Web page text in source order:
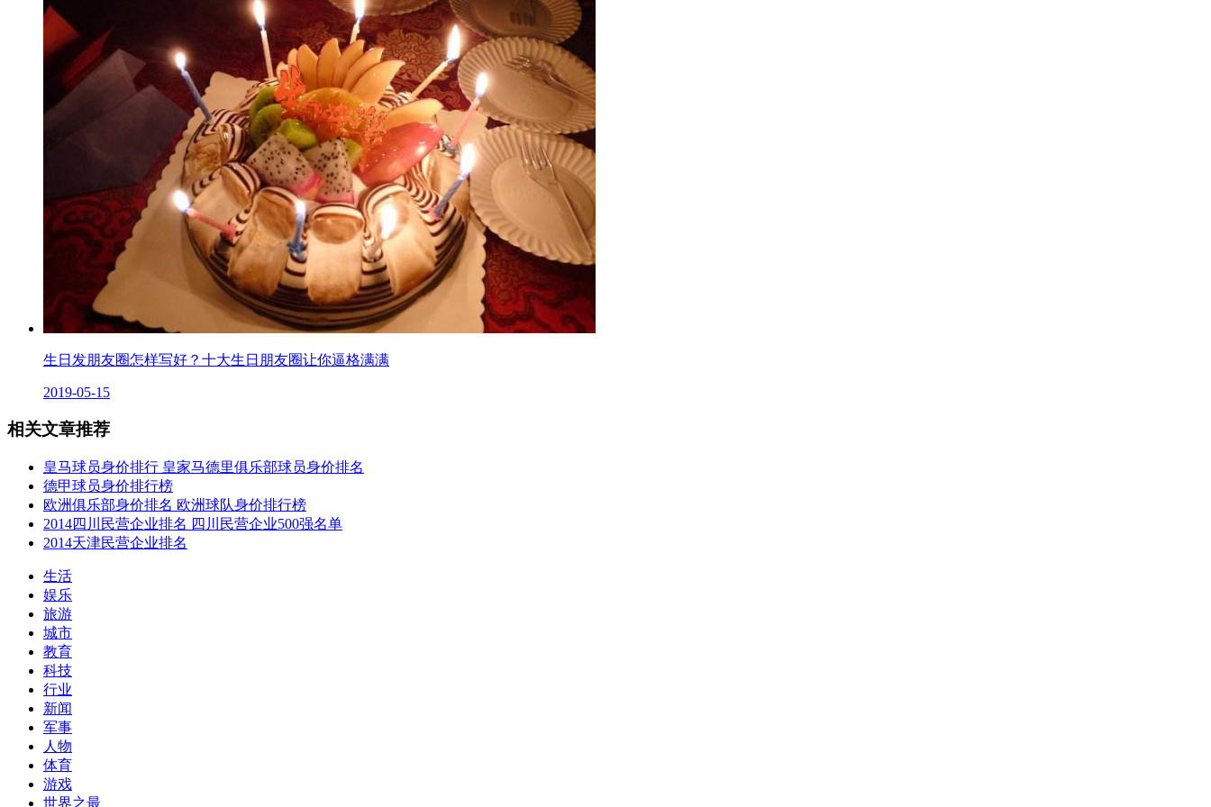
生日发朋友圈怎样写好？十大生日朋友圈让你逼格满满
2019-05-15
相关文章推荐
皇马球员身价排行 皇家马德里俱乐部球员身价排名
德甲球员身价排行榜
欧洲俱乐部身价排名 欧洲球队身价排行榜
2014四川民营企业排名 四川民营企业500强名单
2014天津民营企业排名
生活
娱乐
旅游
城市
教育
科技
行业
新闻
军事
人物
体育
游戏
世界之最